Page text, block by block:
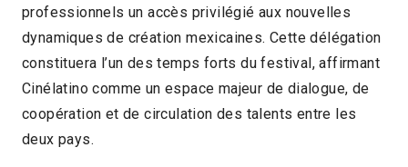
professionnels un accès privilégié aux nouvelles
dynamiques de création mexicaines. Cette délégation
constituera l’un des temps forts du festival, affirmant
Cinélatino comme un espace majeur de dialogue, de
coopération et de circulation des talents entre les
deux pays.